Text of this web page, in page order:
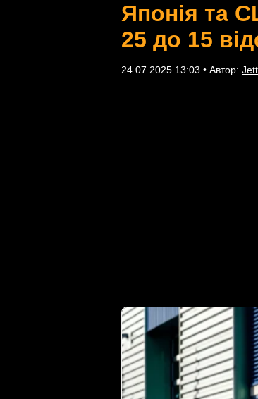
Японія та
25 до 15
24.07.2025 13:03 • Автор: